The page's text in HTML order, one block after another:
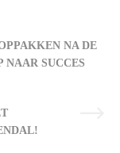
NA DE
NAAR SUCCES